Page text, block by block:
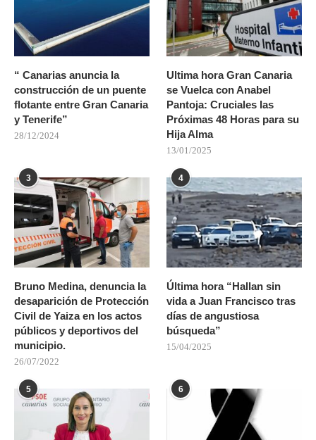
“ Canarias anuncia la
construcción de un puente
flotante entre Gran Canaria
y Tenerife”
28/12/2024
Ultima hora Gran Canaria
se Vuelca con Anabel
Pantoja: Cruciales las
Próximas 48 Horas para su
Hija Alma
13/01/2025
3
Bruno Medina, denuncia la
desaparición de Protección
Civil de Yaiza en los actos
públicos y deportivos del
municipio.
26/07/2022
4
Última hora “Hallan sin
vida a Juan Francisco tras
días de angustiosa
búsqueda”
15/04/2025
5 6